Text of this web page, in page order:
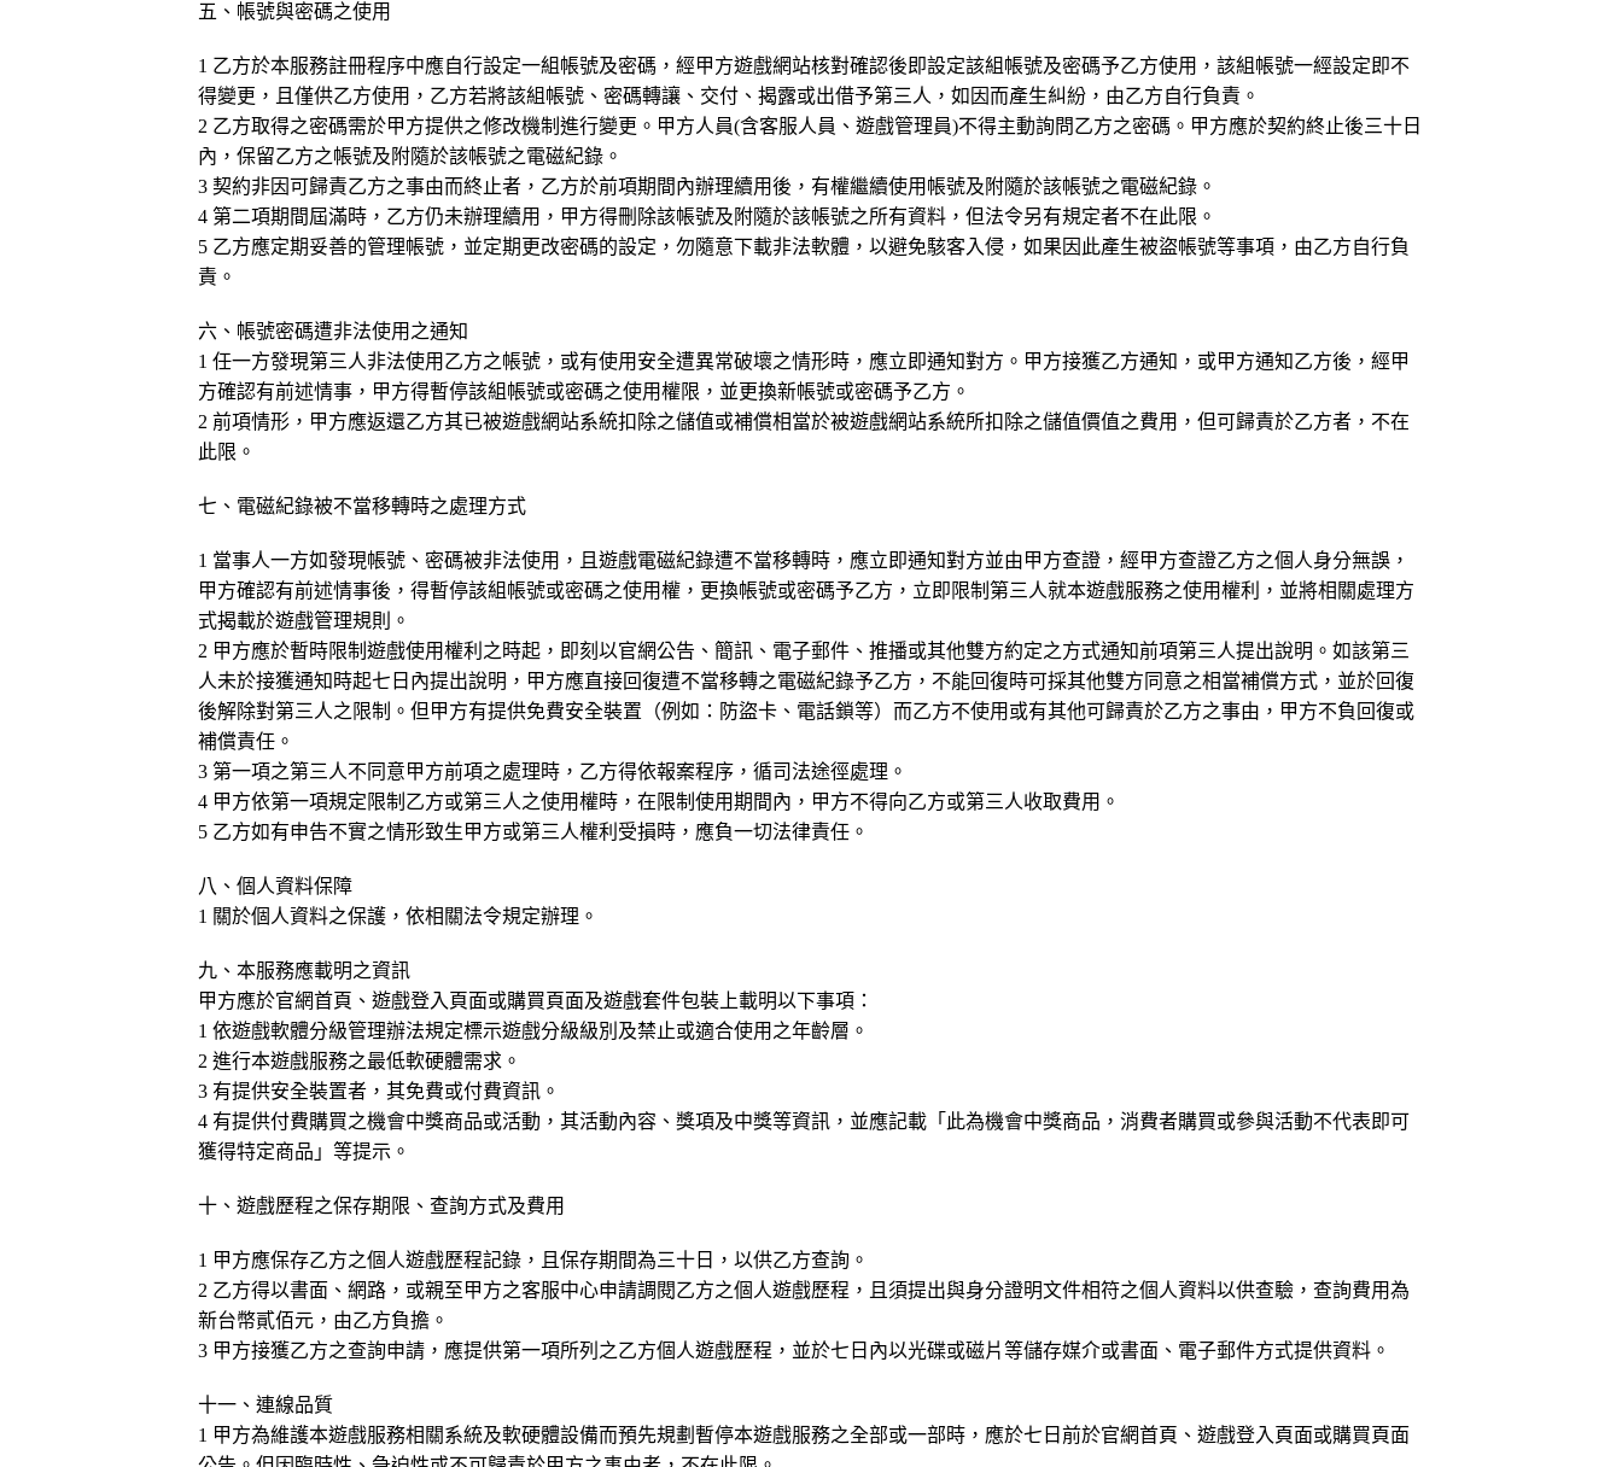
五、帳號與密碼之使用
1 乙方於本服務註冊程序中應自行設定一組帳號及密碼，經甲方遊戲網站核對確認後即設定該組帳號及密碼予乙方使用，該組帳號一經設定即不
得變更，且僅供乙方使用，乙方若將該組帳號、密碼轉讓、交付、揭露或出借予第三人，如因而產生糾紛，由乙方自行負責。
2 乙方取得之密碼需於甲方提供之修改機制進行變更。甲方人員(含客服人員、遊戲管理員)不得主動詢問乙方之密碼。甲方應於契約終止後三十日
內，保留乙方之帳號及附隨於該帳號之電磁紀錄。
3 契約非因可歸責乙方之事由而終止者，乙方於前項期間內辦理續用後，有權繼續使用帳號及附隨於該帳號之電磁紀錄。
4 第二項期間屆滿時，乙方仍未辦理續用，甲方得刪除該帳號及附隨於該帳號之所有資料，但法令另有規定者不在此限。
5 乙方應定期妥善的管理帳號，並定期更改密碼的設定，勿隨意下載非法軟體，以避免駭客入侵，如果因此產生被盜帳號等事項，由乙方自行負
責。
六、帳號密碼遭非法使用之通知
1 任一方發現第三人非法使用乙方之帳號，或有使用安全遭異常破壞之情形時，應立即通知對方。甲方接獲乙方通知，或甲方通知乙方後，經甲
方確認有前述情事，甲方得暫停該組帳號或密碼之使用權限，並更換新帳號或密碼予乙方。
2 前項情形，甲方應返還乙方其已被遊戲網站系統扣除之儲值或補償相當於被遊戲網站系統所扣除之儲值價值之費用，但可歸責於乙方者，不在
此限。
七、電磁紀錄被不當移轉時之處理方式
1 當事人一方如發現帳號、密碼被非法使用，且遊戲電磁紀錄遭不當移轉時，應立即通知對方並由甲方查證，經甲方查證乙方之個人身分無誤，
甲方確認有前述情事後，得暫停該組帳號或密碼之使用權，更換帳號或密碼予乙方，立即限制第三人就本遊戲服務之使用權利，並將相關處理方
式揭載於遊戲管理規則。
2 甲方應於暫時限制遊戲使用權利之時起，即刻以官網公告、簡訊、電子郵件、推播或其他雙方約定之方式通知前項第三人提出說明。如該第三
人未於接獲通知時起七日內提出說明，甲方應直接回復遭不當移轉之電磁紀錄予乙方，不能回復時可採其他雙方同意之相當補償方式，並於回復
後解除對第三人之限制。但甲方有提供免費安全裝置（例如：防盜卡、電話鎖等）而乙方不使用或有其他可歸責於乙方之事由，甲方不負回復或
補償責任。
3 第一項之第三人不同意甲方前項之處理時，乙方得依報案程序，循司法途徑處理。
4 甲方依第一項規定限制乙方或第三人之使用權時，在限制使用期間內，甲方不得向乙方或第三人收取費用。
5 乙方如有申告不實之情形致生甲方或第三人權利受損時，應負一切法律責任。
八、個人資料保障
1 關於個人資料之保護，依相關法令規定辦理。
九、本服務應載明之資訊
甲方應於官網首頁、遊戲登入頁面或購買頁面及遊戲套件包裝上載明以下事項：
1 依遊戲軟體分級管理辦法規定標示遊戲分級級別及禁止或適合使用之年齡層。
2 進行本遊戲服務之最低軟硬體需求。
3 有提供安全裝置者，其免費或付費資訊。
4 有提供付費購買之機會中獎商品或活動，其活動內容、獎項及中獎等資訊，並應記載「此為機會中獎商品，消費者購買或參與活動不代表即可
獲得特定商品」等提示。
十、遊戲歷程之保存期限、查詢方式及費用
1 甲方應保存乙方之個人遊戲歷程記錄，且保存期間為三十日，以供乙方查詢。
2 乙方得以書面、網路，或親至甲方之客服中心申請調閱乙方之個人遊戲歷程，且須提出與身分證明文件相符之個人資料以供查驗，查詢費用為
新台幣貳佰元，由乙方負擔。
3 甲方接獲乙方之查詢申請，應提供第一項所列之乙方個人遊戲歷程，並於七日內以光碟或磁片等儲存媒介或書面、電子郵件方式提供資料。
十一、連線品質
1 甲方為維護本遊戲服務相關系統及軟硬體設備而預先規劃暫停本遊戲服務之全部或一部時，應於七日前於官網首頁、遊戲登入頁面或購買頁面